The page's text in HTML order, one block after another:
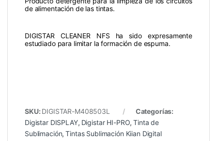
de alimentación de las tintas.
DIGISTAR CLEANER NFS ha sido expresamente
estudiado para limitar la formación de espuma.
SKU: DIGISTAR-M408503L
Categorías:
Digistar DISPLAY, Digistar HI-PRO,Tinta de
Sublimación,Tintas Sublimación Kiian Digital